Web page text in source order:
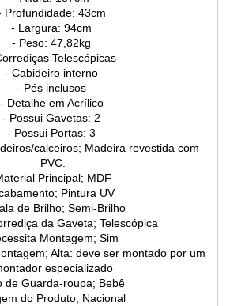
Profundidade: 43cm
- Largura: 94cm
- Peso: 47,82kg
Telescópicas
- Cabideiro interno
- Pés inclusos
- Detalhe em Acrílico
- Possui Gavetas: 2
- Possui Portas: 3
calceiros; Madeira revestida com
PVC.
Principal; MDF
Pintura UV
de Brilho; Semi-Brilho
da Gaveta; Telescópica
Montagem; Sim
Alta: deve ser montado por um
especializado
de Guarda-roupa; Bebê
do Produto; Nacional